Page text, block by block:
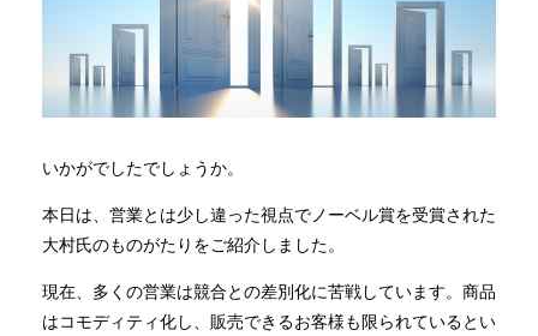
いかがでしたでしょうか。
本日は、営業とは少し違った視点でノーベル賞を受賞された
大村氏のものがたりをご紹介しました。
現在、多くの営業は競合との差別化に苦戦しています。商品
はコモディティ化し、販売できるお客様も限られているとい